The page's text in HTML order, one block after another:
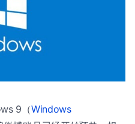
9（Windows